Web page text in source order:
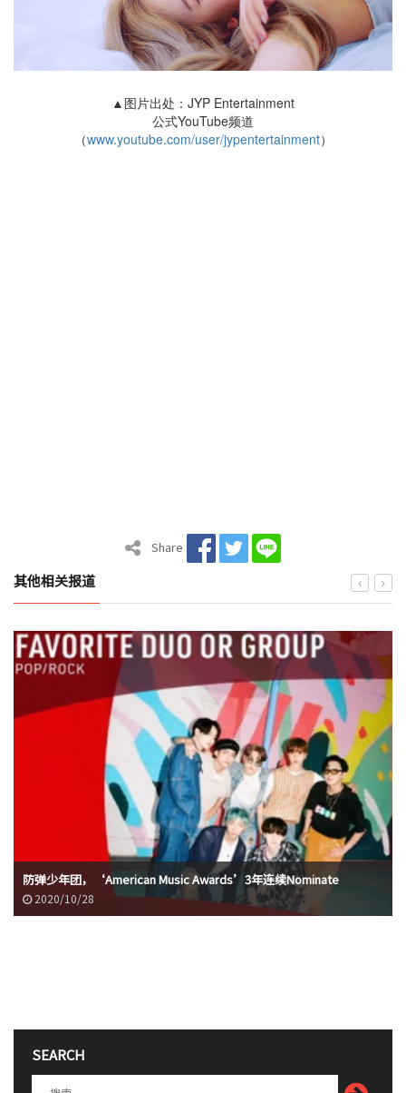
▲图片出处：JYP Entertainment
公式YouTube频道
（www.youtube.com/user/jypentertainment）
Share
其他相关报道
防弹少年团，‘American Music Awards’3年连续Nominate
2020/10/28
SEARCH